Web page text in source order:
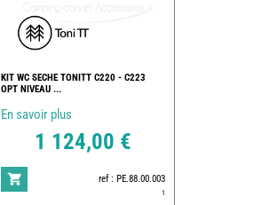
KIT WC SECHE TONITT C220 - C223
OPT NIVEAU ...
En savoir plus
1 124,00 €
ref : PE.88.00.003
1